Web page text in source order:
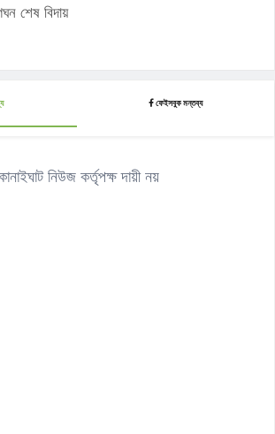
শেষ বিদায়
ফেইসবুক মন্তব্য
নিউজ কর্তৃপক্ষ দায়ী নয়